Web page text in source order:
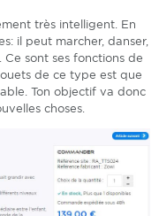
très intelligent. En
il peut marcher, danser,
sont ses fonctions de
de ce type est que
Ton objectif va donc
choses.